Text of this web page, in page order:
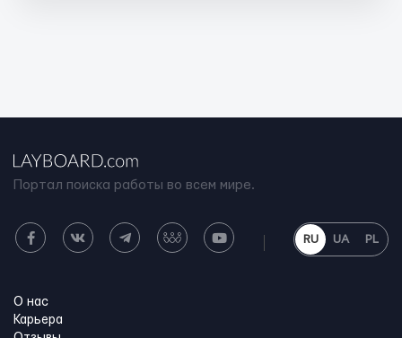
Портал поиска работы во всем мире.
RU UA PL
О нас
Карьера